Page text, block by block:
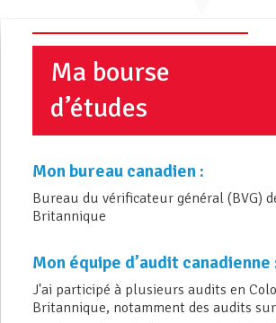
Ma bourse
d’études
Mon bureau canadien :
Bureau du vérificateur général (BVG)
Britannique
Mon équipe d’audit canadienne
J'ai participé à plusieurs audits en
Britannique, notamment des audits